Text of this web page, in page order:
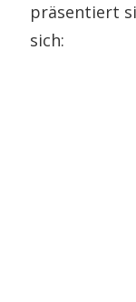
präsentiert
sich: